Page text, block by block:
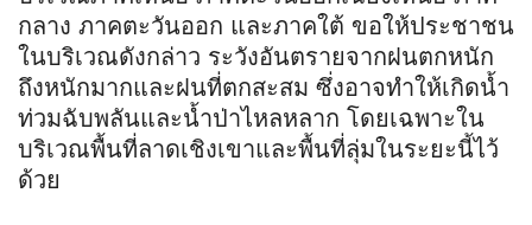
กลาง ภาคตะวันออก และภาคใต้ ขอให้ประชาชน
ในบริเวณดังกล่าว ระวังอันตรายจากฝนตกหนัก
ถึงหนักมากและฝนที่ตกสะสม ซึ่งอาจทำให้เกิดน้ำ
ท่วมฉับพลันและน้ำป่าไหลหลาก โดยเฉพาะใน
บริเวณพื้นที่ลาดเชิงเขาและพื้นที่ลุ่มในระยะนี้ไว้
ด้วย